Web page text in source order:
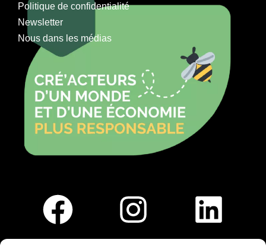
Politique de confidentialité
Newsletter
Nous dans les médias